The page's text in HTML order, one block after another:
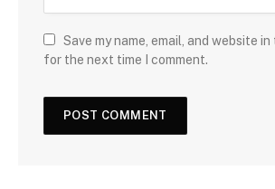
Save my name, email, and website
for the next time I comment.